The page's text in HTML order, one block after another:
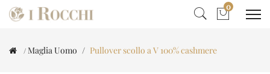
0
Maglia Uomo Pullover scollo a V 100% cashmere